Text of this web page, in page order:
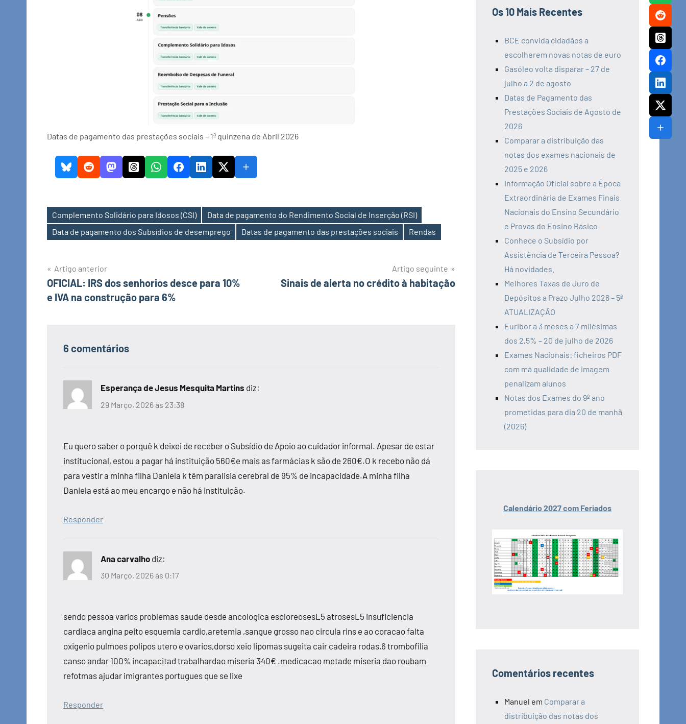
Datas de pagamento das prestações sociais – 1ª quinzena de Abril 2026
Etiquetas
Complemento Solidário para Idosos (CSI)
Data de pagamento do Rendimento Social de Inserção (RSI)
Data de pagamento dos Subsídios de desemprego
Datas de pagamento das prestações sociais Rendas
Navegação
de
Artigo anterior
OFICIAL: IRS dos senhorios desce para 10%
e IVA na construção para 6%
Artigo seguinte
Sinais de alerta no crédito à habitação
6 comentários
Esperança de Jesus Mesquita Martins diz:
29 Março, 2026 às 23:38
Eu quero saber o porquê k deixei de receber o Subsídio de Apoio ao cuidador informal. Apesar de estar
institucional, estou a pagar há instituição 560€e mais as farmácias k são de 260€.O k recebo não dá
para vestir a minha filha Daniela k têm paralisia cerebral de 95% de incapacidade.A minha filha
Daniela está ao meu encargo e não há instituição.
Responder
Ana carvalho diz:
30 Março, 2026 às 0:17
sendo pessoa varios problemas saude desde ancologica escloreosesL5 atrosesL5 insuficiencia
cardiaca angina peito esquemia cardio,aretemia ,sangue grosso nao circula rins e ao coracao falta
oxigenio pulmoes polipos utero e ovarios,dorso xeio lipomas sugeita cair cadeira rodas,6 trombofilia
canso andar 100% incapacitad trabalhardao miseria 340€ .medicacao metade miseria dao roubam
refotmas ajudar imigrantes portugues que se lixe
Responder
Os 10 Mais Recentes
BCE convida cidadãos a
escolherem novas notas de euro
Gasóleo volta disparar – 27 de
julho a 2 de agosto
Datas de Pagamento das
Prestações Sociais de Agosto de
2026
Comparar a distribuição das
notas dos exames nacionais de
2025 e 2026
Informação Oficial sobre a Época
Extraordinária de Exames Finais
Nacionais do Ensino Secundário
e Provas do Ensino Básico
Conhece o Subsídio por
Assistência de Terceira Pessoa?
Há novidades.
Melhores Taxas de Juro de
Depósitos a Prazo Julho 2026 – 5ª
ATUALIZAÇÃO
Euribor a 3 meses a 7 milésimas
dos 2,5% – 20 de julho de 2026
Exames Nacionais: ficheiros PDF
com má qualidade de imagem
penalizam alunos
Notas dos Exames do 9º ano
prometidas para dia 20 de manhã
(2026)
Calendário 2027 com Feriados
Comentários recentes
Manuel em Comparar a
distribuição das notas dos